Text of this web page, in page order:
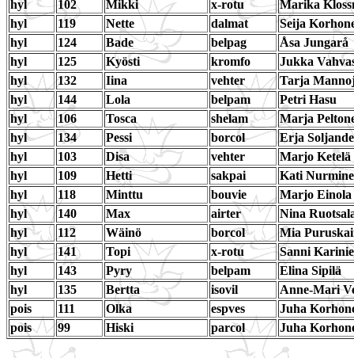
hyl 102 Mikki x-rotu
Marika
hyl
119 Nette dalmat
Seija
hyl
124 Bade belpag
Åsa Jungarå
hyl
125 Kyösti kromfo
Jukka
hyl
132 Iina vehter
Tarja
hyl
144 Lola belpam
Petri Hasu
hyl
106 Tosca shelam
Marja
hyl
134 Pessi borcol
Erja
hyl
103 Disa vehter
Marjo Ketelä
hyl
109 Hetti sakpai
Kati
hyl
118 Minttu bouvie
Marjo Einola
hyl
140 Max airter
Nina
hyl
112 Wäinö borcol
Mia
hyl
141 Topi x-rotu
Sanni
hyl
143 Pyry belpam
Elina Sipilä
hyl
135 Bertta isovil
Anne-Mari
pois
111 Olka espves
Juha
pois
99 Hiski parcol Juha